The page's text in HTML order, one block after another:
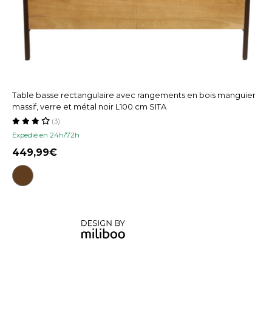
Table basse rectangulaire avec rangements en bois manguier
massif, verre et métal noir L100 cm SITA
Expedié en 24h/72h
(3)
449,99